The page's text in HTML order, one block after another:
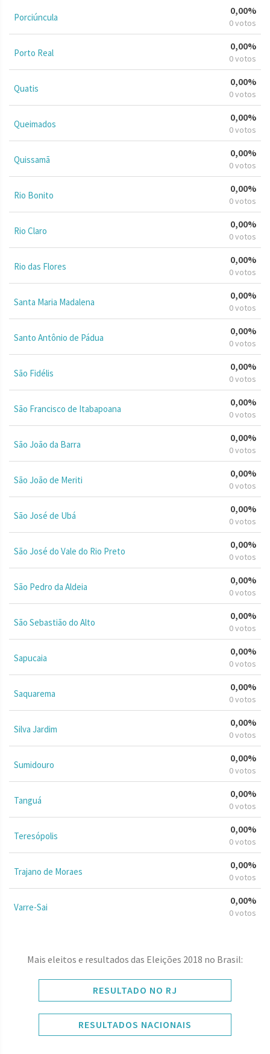
Porciúncula
0,00%
0 votos
Porto Real
0,00%
0 votos
Quatis
0,00%
0 votos
Queimados
0,00%
0 votos
Quissamã
0,00%
0 votos
Rio Bonito
0,00%
0 votos
Rio Claro
0,00%
0 votos
Rio das Flores
0,00%
0 votos
Santa Maria Madalena
0,00%
0 votos
Santo Antônio de Pádua
0,00%
0 votos
São Fidélis
0,00%
0 votos
São Francisco de Itabapoana
0,00%
0 votos
São João da Barra
0,00%
0 votos
São João de Meriti
0,00%
0 votos
São José de Ubá
0,00%
0 votos
São José do Vale do Rio Preto
0,00%
0 votos
São Pedro da Aldeia
0,00%
0 votos
São Sebastião do Alto
0,00%
0 votos
Sapucaia
0,00%
0 votos
Saquarema
0,00%
0 votos
Silva Jardim
0,00%
0 votos
Sumidouro
0,00%
0 votos
Tanguá
0,00%
0 votos
Teresópolis
0,00%
0 votos
Trajano de Moraes
0,00%
0 votos
Varre-Sai
0,00%
0 votos
Mais eleitos e resultados das Eleições 2018 no Brasil:
RESULTADO NO RJ
RESULTADOS NACIONAIS